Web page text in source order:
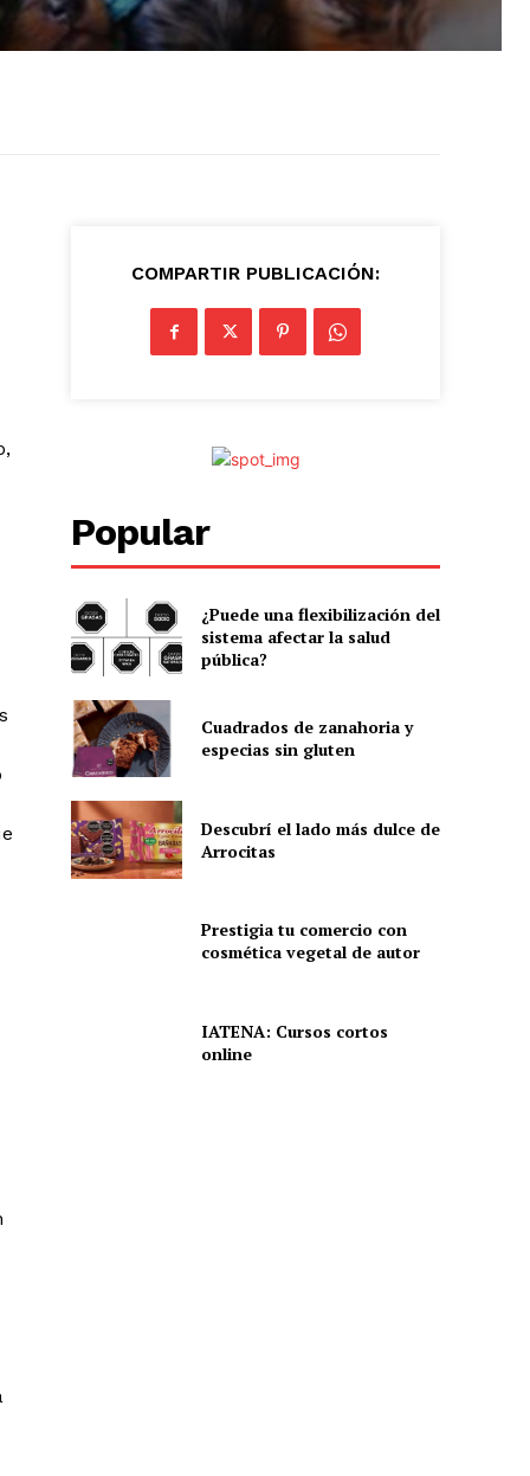
COMPARTIR PUBLICACIÓN:
Popular
¿Puede una flexibilización del
sistema afectar la salud
pública?
Cuadrados de zanahoria y
especias sin gluten
Descubrí el lado más dulce de
Arrocitas
Prestigia tu comercio con
cosmética vegetal de autor
IATENA: Cursos cortos
online